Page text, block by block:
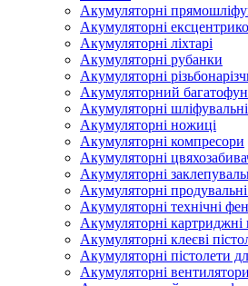
Акумуляторні
Акумуляторні
Акумуляторні ліхтарі
Акумуляторні рубанки
Акумуляторні
Акумуляторний
Акумуляторні
Акумуляторні ножиці
Акумуляторні компресори
Акумуляторні
Акумуляторні
Акумуляторні продувальні
Акумуляторні технічні
Акумуляторні картриджні
Акумуляторні клеєві
Акумуляторні пістолети
Акумуляторні вентилятори